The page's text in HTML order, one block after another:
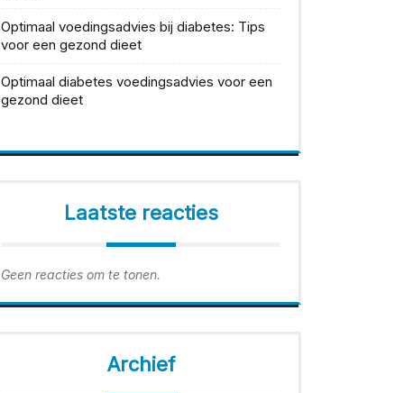
Optimaal voedingsadvies bij diabetes: Tips
voor een gezond dieet
Optimaal diabetes voedingsadvies voor een
gezond dieet
Laatste reacties
Geen reacties om te tonen.
Archief